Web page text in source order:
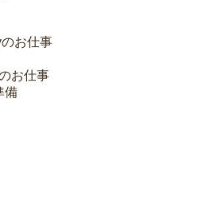
お仕事
お仕事
備